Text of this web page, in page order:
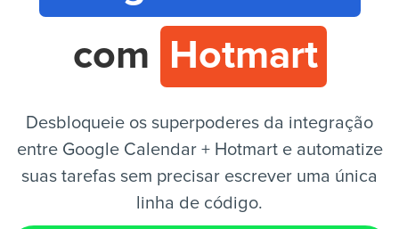
PT
com
Hotmart
Desbloqueie os superpoderes da integração
entre Google Calendar + Hotmart e automatize
suas tarefas sem precisar escrever uma única
linha de código.